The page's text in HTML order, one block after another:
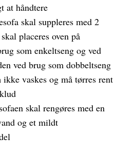
at håndtere
skal suppleres med 2
placeres oven på
som enkeltseng og ved
ved brug som dobbeltseng
ikke vaskes og må tørres rent
skal rengøres med en
og et mildt